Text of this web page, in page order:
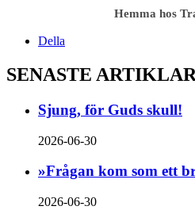
Hemma hos
Della
SENASTE ARTIKLAR
Sjung, för Guds skull!
2026-06-30
»Frågan kom som ett
2026-06-30